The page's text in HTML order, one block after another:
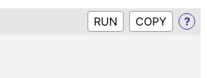
RUN ?